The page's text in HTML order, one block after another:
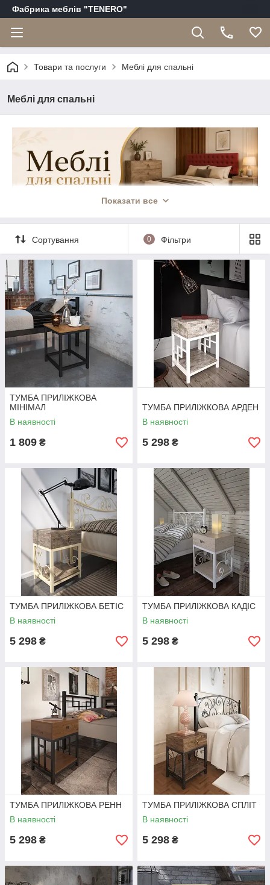
Фабрика меблів "TENERO"
Товари та послуги Меблі для спальні
Меблі для спальні
Показати все
Сортування 0 Фільтри
ТУМБА ПРИЛІЖКОВА
МІНІМАЛ
В наявності
1 809 ₴
ТУМБА ПРИЛІЖКОВА АРДЕН
В наявності
5 298 ₴
ТУМБА ПРИЛІЖКОВА БЕТІС
В наявності
5 298 ₴
ТУМБА ПРИЛІЖКОВА КАДІС
В наявності
5 298 ₴
ТУМБА ПРИЛІЖКОВА РЕНН
В наявності
5 298 ₴
ТУМБА ПРИЛІЖКОВА СПЛІТ
В наявності
5 298 ₴